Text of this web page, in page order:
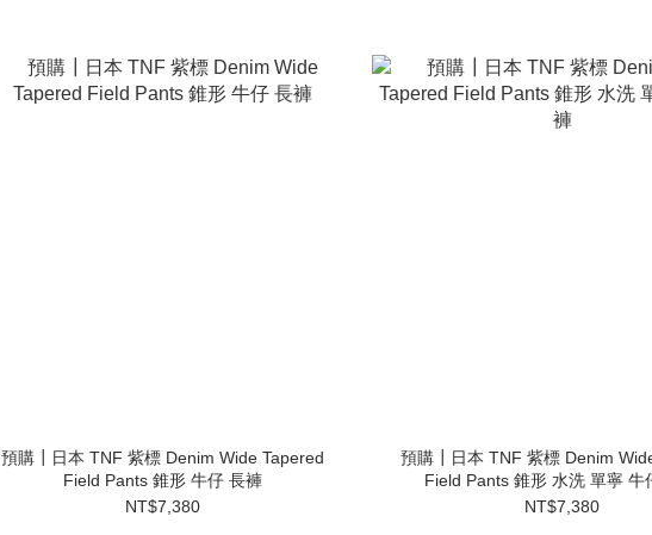
預購┃日本 TNF 紫標 Denim Wide Tapered
Field Pants 錐形 牛仔 長褲
NT$7,380
預購┃日本 TNF 紫標 Denim
Field Pants 錐形 水洗 單寧 牛
NT$7,380